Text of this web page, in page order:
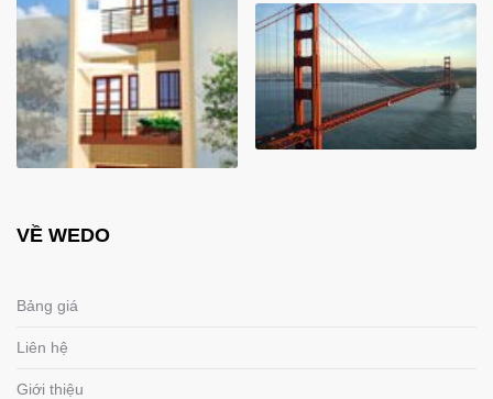
VỀ WEDO
Bảng giá
Liên hệ
Giới thiệu